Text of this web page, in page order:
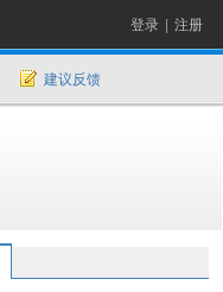
登录 注册
建议反馈